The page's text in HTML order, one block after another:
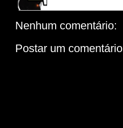
Nenhum comentário:
Postar um comentário